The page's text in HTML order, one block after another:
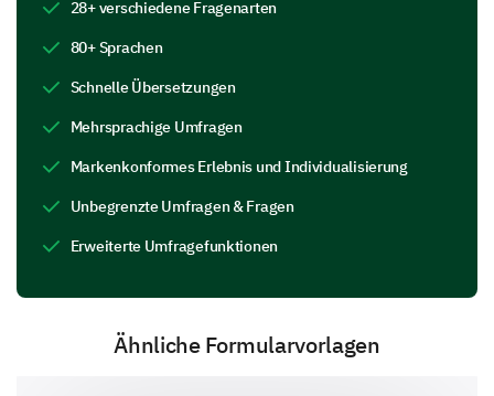
Can you confirm the following statements
28+ verschiedene Fragenarten
80+ Sprachen
Schnelle Übersetzungen
Mehrsprachige Umfragen
Markenkonformes Erlebnis und Individualisierung
Unbegrenzte Umfragen & Fragen
Erweiterte Umfragefunktionen
Ähnliche Formularvorlagen